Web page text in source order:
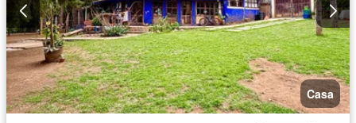
Casa